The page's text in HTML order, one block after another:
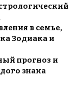
в семье,
Зодиака и
прогноз и
знака